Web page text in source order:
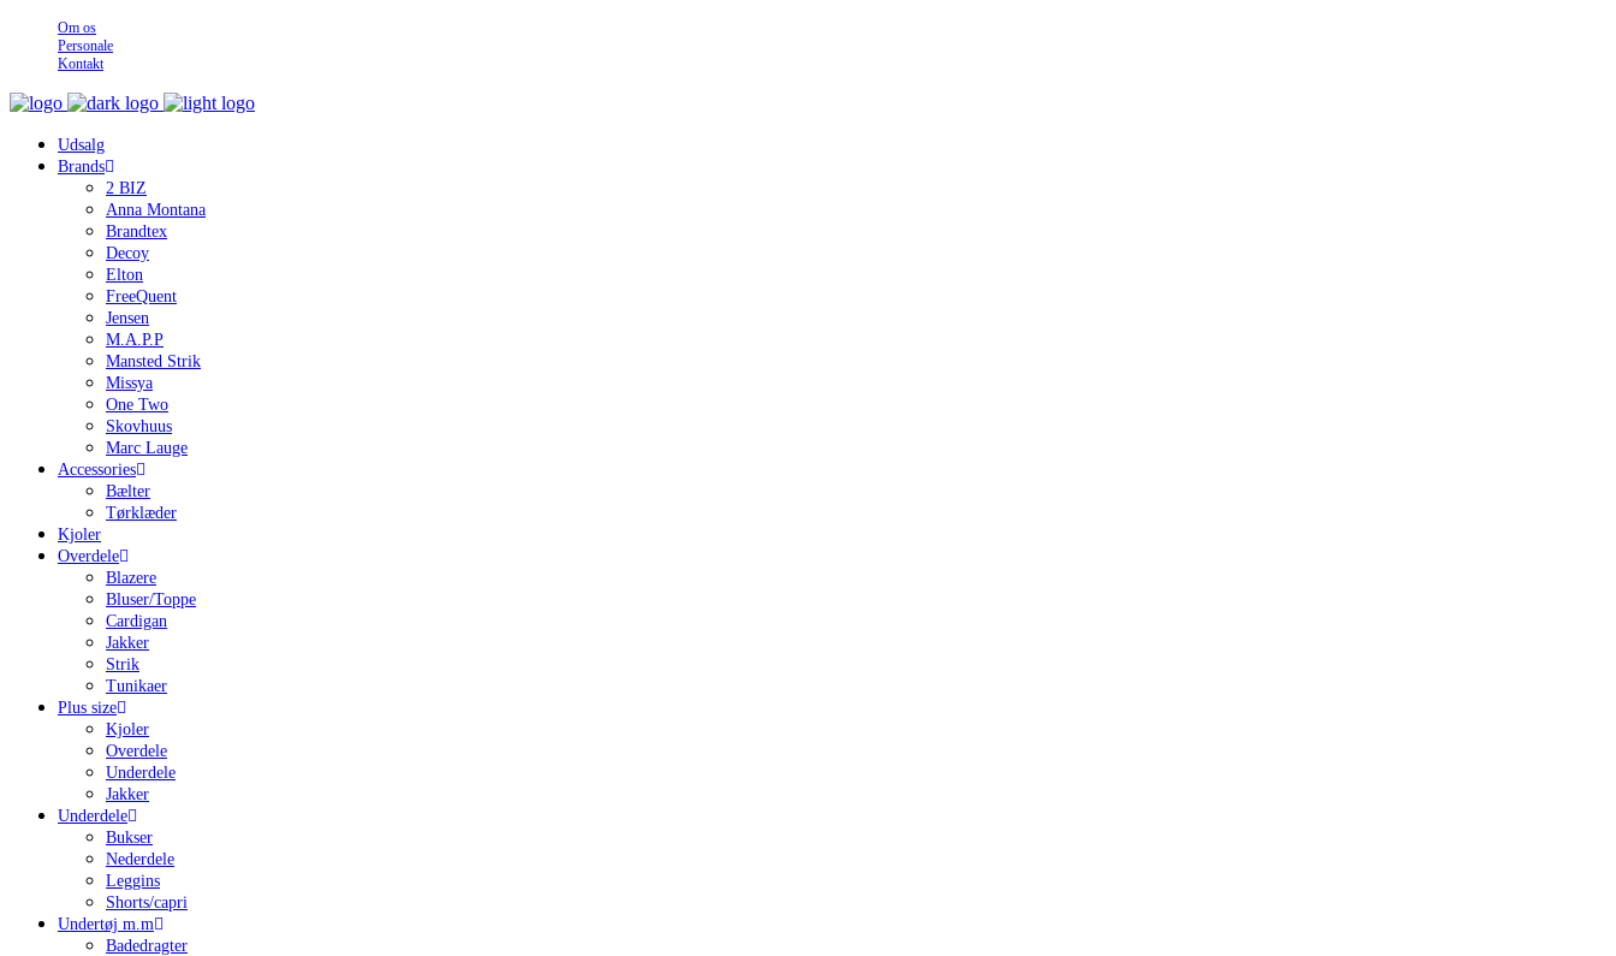
Om os
Personale
Kontakt
Udsalg
Brands
2 BIZ
Anna Montana
Brandtex
Decoy
Elton
FreeQuent
Jensen
M.A.P.P
Mansted Strik
Missya
One Two
Skovhuus
Marc Lauge
Accessories
Bælter
Tørklæder
Kjoler
Overdele
Blazere
Bluser/Toppe
Cardigan
Jakker
Strik
Tunikaer
Plus size
Kjoler
Overdele
Underdele
Jakker
Underdele
Bukser
Nederdele
Leggins
Shorts/capri
Undertøj m.m
Badedragter